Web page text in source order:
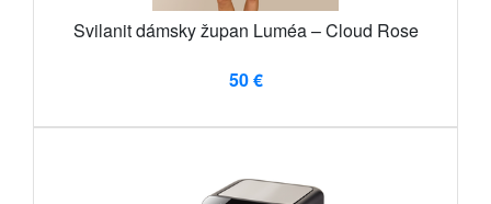
Svilanit dámsky župan Luméa – Cloud Rose
50 €